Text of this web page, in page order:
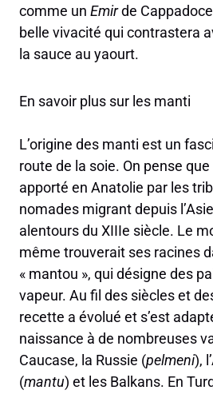
comme un Emirde
belle vivacité qui contrastera
la sauce au yaourt.
En savoir plus sur les manti
L’origine des manti est un
route de la soie. On pense
apporté en Anatolie par les
nomades migrant depuis
alentours du XIIIe siècle. Le
même trouverait ses racines
« mantou », qui désigne des
vapeur. Au fil des siècles et
recette a évolué et s’est
naissance à de nombreuses
Caucase, la Russie (pelmeni),
(mantu) et les Balkans. En